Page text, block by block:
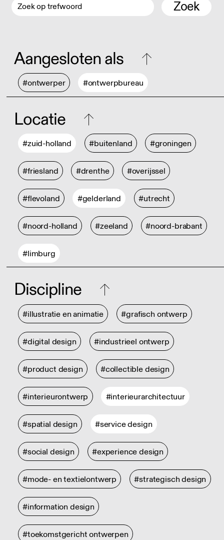
Zoek
Aangesloten als
#ontwerper #ontwerpbureau
Locatie
#zuid-holland #buitenland #groningen
#friesland #drenthe #overijssel
#flevoland #gelderland #utrecht
#noord-holland #zeeland #noord-brabant
#limburg
Discipline
#illustratie en animatie #grafisch ontwerp
#digital design #industrieel ontwerp
#product design #collectible design
#interieurontwerp #interieurarchitectuur
#spatial design #service design
#social design #experience design
#mode- en textielontwerp #strategisch design
#information design
#toekomstgericht ontwerpen